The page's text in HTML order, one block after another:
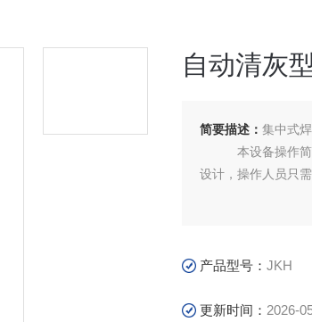
自动清灰
简要描述：集中式
本设备操作简单
设计，操作人员只
产品型号：JKH
更新时间： 2026-